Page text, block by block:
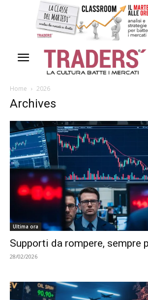
Home 2026
Archives
Ultima ora
Supporti da rompere, sempre
28/02/2026